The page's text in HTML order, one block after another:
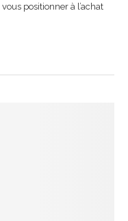
positionner à l’achat